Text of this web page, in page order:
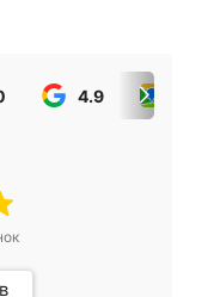
4.9